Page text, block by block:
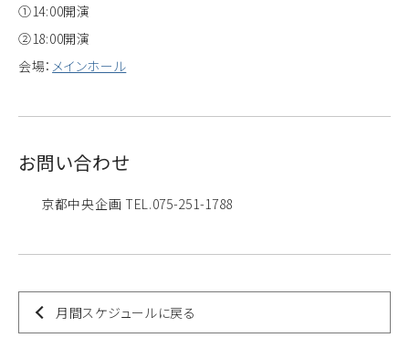
①14:00開演
②18:00開演
会場： メインホール
お問い合わせ
京都中央企画 TEL.075-251-1788
月間スケジュールに戻る